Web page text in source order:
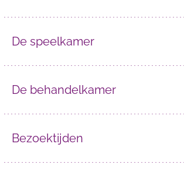
De speelkamer
De behandelkamer
Bezoektijden